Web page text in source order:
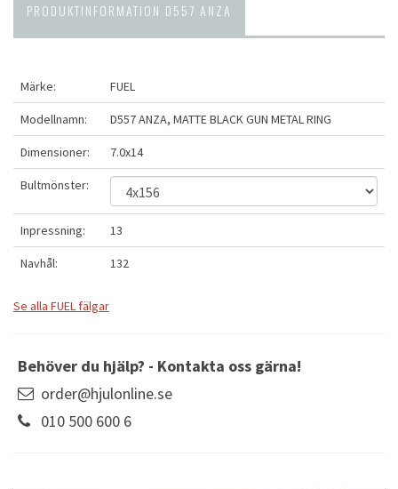
PRODUKTINFORMATION D557 ANZA
Märke: FUEL
Modellnamn: D557 ANZA, MATTE BLACK GUN METAL RING
Dimensioner: 7.0x14
Bultmönster:
Inpressning: 13
Navhål: 132
Se alla FUEL fälgar
Behöver du hjälp? - Kontakta oss gärna!
order@hjulonline.se
010 500 600 6